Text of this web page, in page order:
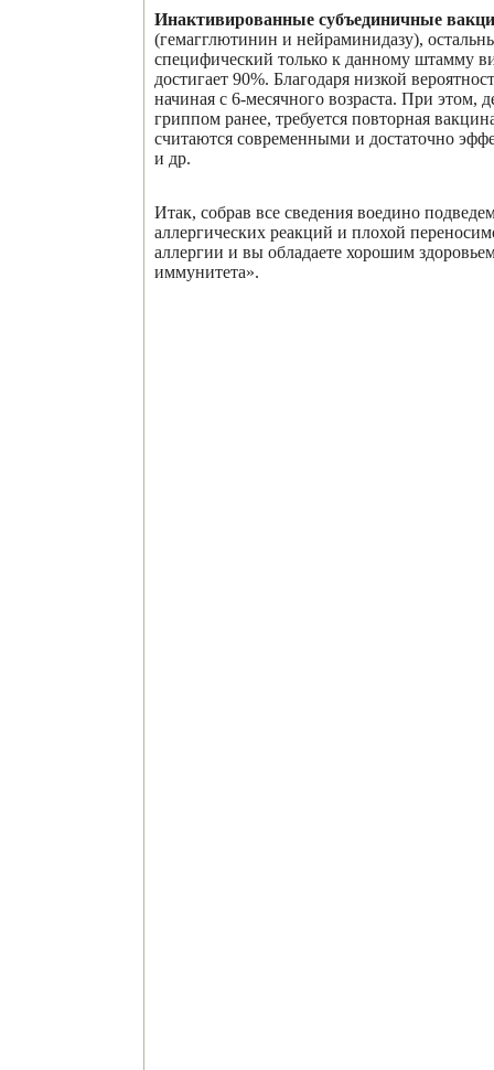
Инактивированные субъединичные
(гемагглютинин и нейраминидазу),
специфический только к данному штамму
достигает 90%. Благодаря низкой
начиная с 6-месячного возраста. При этом,
гриппом ранее, требуется повторная
считаются современными и достаточно
и др.
Итак, собрав все сведения воедино
аллергических реакций и плохой
аллергии и вы обладаете хорошим
иммунитета».